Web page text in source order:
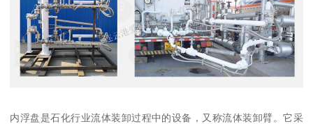
内浮盘是石化行业流体装卸过程中的设备，又称流体装卸臂。它采